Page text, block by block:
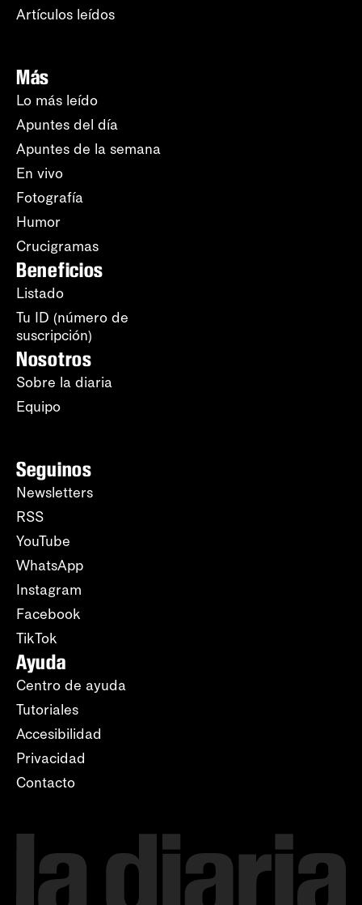
Artículos leídos
Más
Lo más leído
Apuntes del día
Apuntes de la semana
En vivo
Fotografía
Humor
Crucigramas
Beneficios
Listado
Tu ID (número de
suscripción)
Nosotros
Sobre la diaria
Equipo
Seguinos
Newsletters
RSS
YouTube
WhatsApp
Instagram
Facebook
TikTok
Ayuda
Centro de ayuda
Tutoriales
Accesibilidad
Privacidad
Contacto